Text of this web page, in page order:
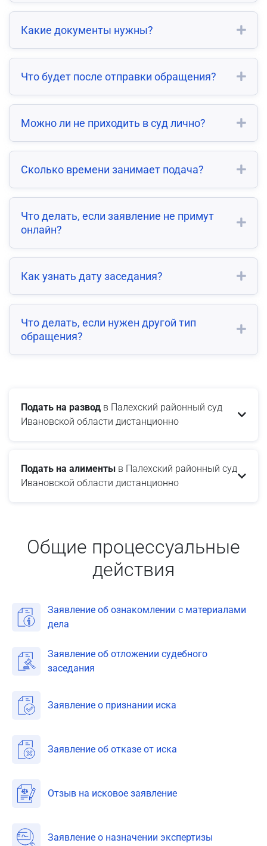
Какие документы нужны?
Что будет после отправки обращения?
Можно ли не приходить в суд лично?
Сколько времени занимает подача?
Что делать, если заявление не примут
онлайн?
Как узнать дату заседания?
Что делать, если нужен другой тип
обращения?
Подать на развод в Палехский районный суд
Ивановской области дистанционно
Подать на алименты в Палехский районный суд
Ивановской области дистанционно
Общие процессуальные
действия
Заявление об ознакомлении с материалами
дела
Заявление об отложении судебного
заседания
Заявление о признании иска
Заявление об отказе от иска
Отзыв на исковое заявление
Заявление о назначении экспертизы